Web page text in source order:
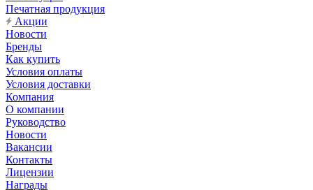
Печатная продукция
Акции
Новости
Бренды
Как купить
Условия оплаты
Условия доставки
Компания
О компании
Руководство
Новости
Вакансии
Контакты
Лицензии
Награды